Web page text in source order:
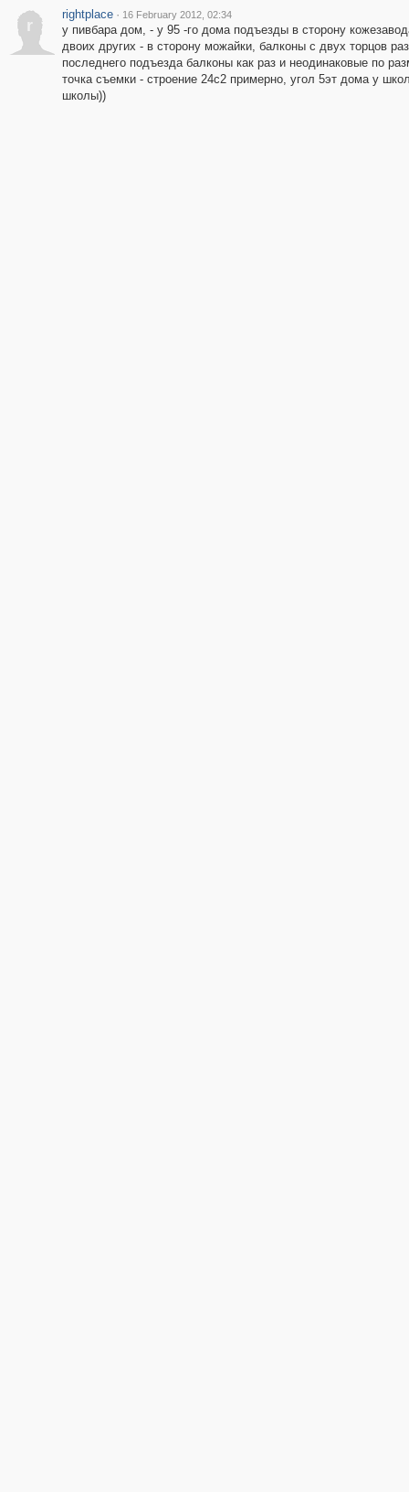
r
rightplace · 16 February 2012, 02:34
у пивбара дом, - у 95 -го дома подъезды в сторону
двоих других - в сторону можайки, балконы с двух торцов
последнего подъезда балконы как раз и неодинаковые по
точка съемки - строение 24с2 примерно, угол 5эт дома у
школы))